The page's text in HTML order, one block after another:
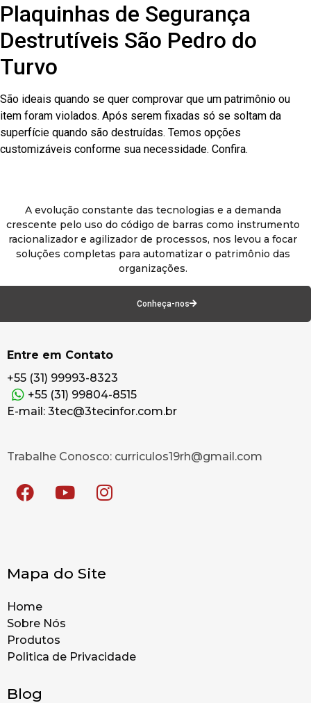
Plaquinhas de Segurança
Destrutíveis São Pedro do
Turvo
São ideais quando se quer comprovar que um patrimônio ou
item foram violados. Após serem fixadas só se soltam da
superfície quando são destruídas. Temos opções
customizáveis conforme sua necessidade. Confira.
A evolução constante das tecnologias e a demanda
crescente pelo uso do código de barras como instrumento
racionalizador e agilizador de processos, nos levou a focar
soluções completas para automatizar o patrimônio das
organizações.
Conheça-nos
Entre em Contato
+55 (31) 99993-8323
+55 (31) 99804-8515
E-mail: 3tec@3tecinfor.com.br
Trabalhe Conosco: curriculos19rh@gmail.com
Mapa do Site
Home
Sobre Nós
Produtos
Politica de Privacidade
Blog